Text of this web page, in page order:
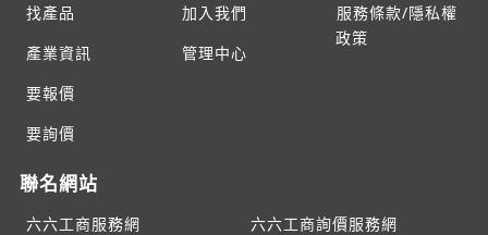
找產品
產業資訊
要報價
要詢價
加入我們
管理中心
服務條款/隱私權
政策
聯名網站
六六工商服務網 六六工商詢價服務網